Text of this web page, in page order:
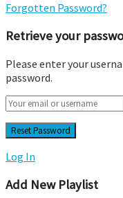
Forgotten Password?
Retrieve your
Please enter your
password.
Log In
Add New Playlist